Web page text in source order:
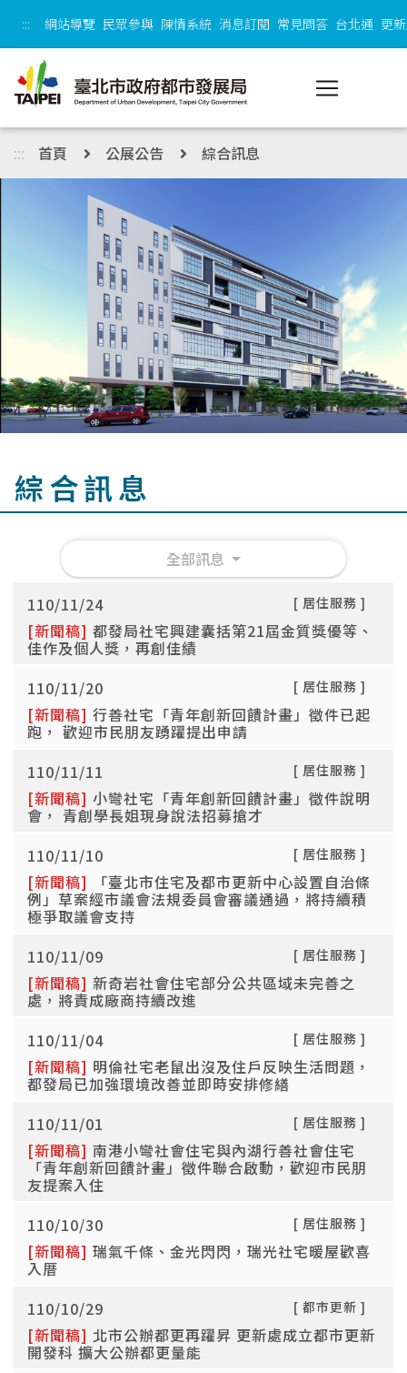
::: 網站導覽 民眾參與 陳情系統 消息訂閱 常見問答 台北通 更
::: 首頁 公展公告 綜合訊息
綜合訊息
全部訊息
[新聞稿] 都發局社宅興建囊括第21屆金質獎優等、
佳作及個人獎，再創佳績
[ 居住服務 ]
110/11/24
[新聞稿] 行善社宅「青年創新回饋計畫」徵件已起
跑， 歡迎市民朋友踴躍提出申請
[ 居住服務 ]
110/11/20
[新聞稿] 小彎社宅「青年創新回饋計畫」徵件說明
會， 青創學長姐現身說法招募搶才
[ 居住服務 ]
110/11/11
[新聞稿] 「臺北市住宅及都市更新中心設置自治條
例」草案經市議會法規委員會審議通過，將持續積
極爭取議會支持
[ 居住服務 ]
110/11/10
[新聞稿] 新奇岩社會住宅部分公共區域未完善之
處，將責成廠商持續改進
[ 居住服務 ]
110/11/09
[新聞稿] 明倫社宅老鼠出沒及住戶反映生活問題，
都發局已加強環境改善並即時安排修繕
[ 居住服務 ]
110/11/04
[新聞稿] 南港小彎社會住宅與內湖行善社會住宅
「青年創新回饋計畫」徵件聯合啟動，歡迎市民朋
友提案入住
[ 居住服務 ]
110/11/01
[新聞稿] 瑞氣千條、金光閃閃，瑞光社宅暖屋歡喜
入厝
[ 居住服務 ]
110/10/30
[新聞稿] 北市公辦都更再躍昇 更新處成立都市更新
開發科 擴大公辦都更量能
[ 都市更新 ]
110/10/29